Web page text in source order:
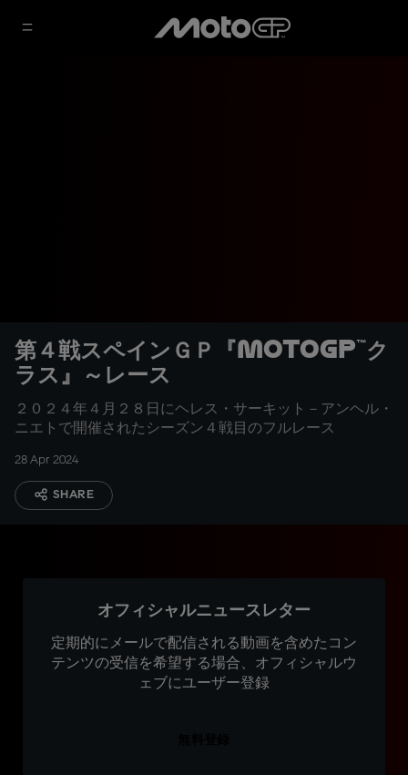
第４戦スペインＧＰ『MotoGP™ク
ラス』～レース
２０２４年４月２８日にヘレス・サーキット－アンヘル・
ニエトで開催されたシーズン４戦目のフルレース
28 Apr 2024
SHARE
オフィシャルニュースレター
定期的にメールで配信される動画を含めたコン
テンツの受信を希望する場合、オフィシャルウ
ェブにユーザー登録